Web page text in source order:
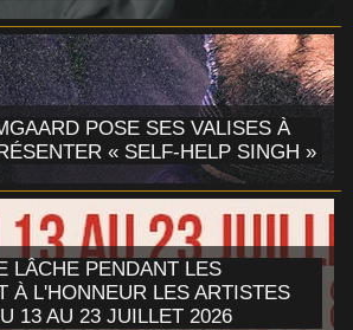
POSE SES VALISES À
« SELF-HELP SINGH »
LÂCHE PENDANT LES
À L'HONNEUR LES ARTISTES
13 AU 23 JUILLET 2026